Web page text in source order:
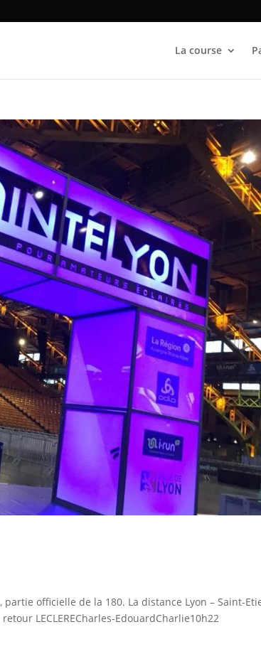
La course
officielle de la 180. La distance Lyon – Saint-
LECLERECharles-EdouardCharlie10h22